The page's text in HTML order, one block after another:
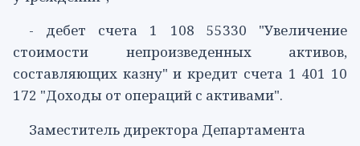
- дебет счета 1 108 55330 "Увеличение
стоимости непроизведенных активов,
составляющих казну" и кредит счета 1 401 10
172 "Доходы от операций с активами".
Заместитель директора Департамента